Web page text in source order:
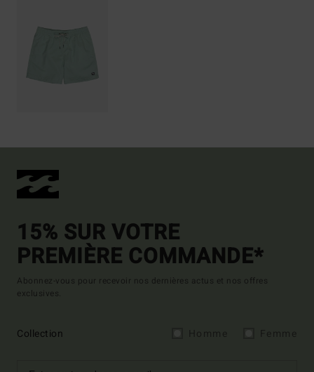
15% SUR VOTRE
PREMIÈRE COMMANDE*
Abonnez-vous pour recevoir nos dernières actus et nos offres
exclusives.
Collection